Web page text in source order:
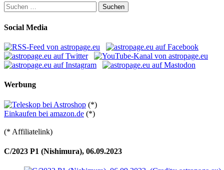
Suchen
nach:
Social Media
Werbung
(*)
Einkaufen bei amazon.de (*)
(* Affiliatelink)
C/2023 P1 (Nishimura), 06.09.2023